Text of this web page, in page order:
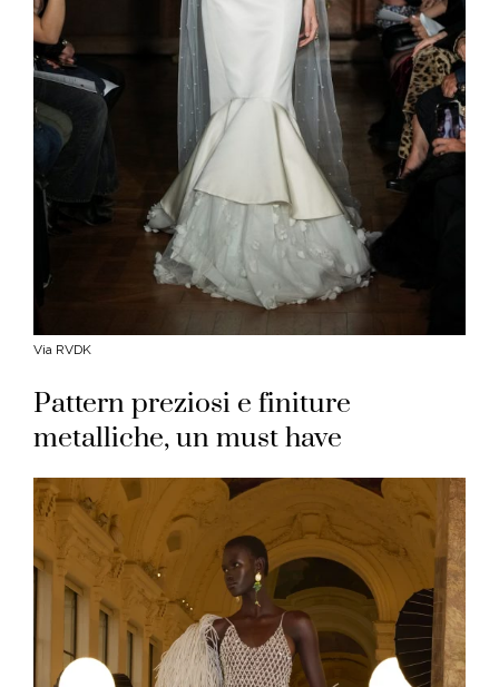
Via RVDK
Pattern preziosi e finiture
metalliche, un must have